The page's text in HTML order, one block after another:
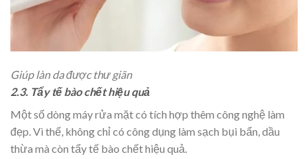
Giúp làn da được thư giãn
2.3. Tẩy tế bào chết hiệu quả
Một số dòng máy rửa mặt có tích hợp thêm công nghệ làm
đẹp. Vì thế, không chỉ có công dụng làm sạch bụi bẩn, dầu
thừa mà còn tẩy tế bào chết hiệu quả.